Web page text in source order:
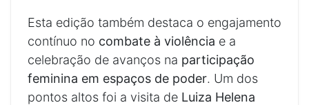
Esta edição também destaca o engajamento
contínuo no combate à violência e a
celebração de avanços na participação
feminina em espaços de poder. Um dos
pontos altos foi a visita de Luiza Helena